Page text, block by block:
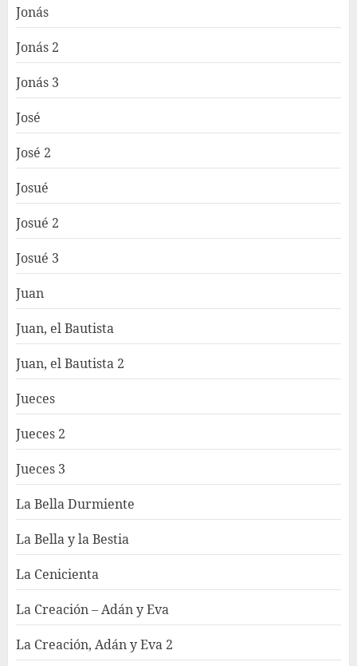
Jonás
Jonás 2
Jonás 3
José
José 2
Josué
Josué 2
Josué 3
Juan
Juan, el Bautista
Juan, el Bautista 2
Jueces
Jueces 2
Jueces 3
La Bella Durmiente
La Bella y la Bestia
La Cenicienta
La Creación – Adán y Eva
La Creación, Adán y Eva 2